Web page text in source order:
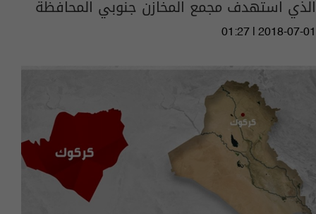
الذي استهدف مجمع المخازن جنوبي المحافظة
01:27 | 2018-07-01